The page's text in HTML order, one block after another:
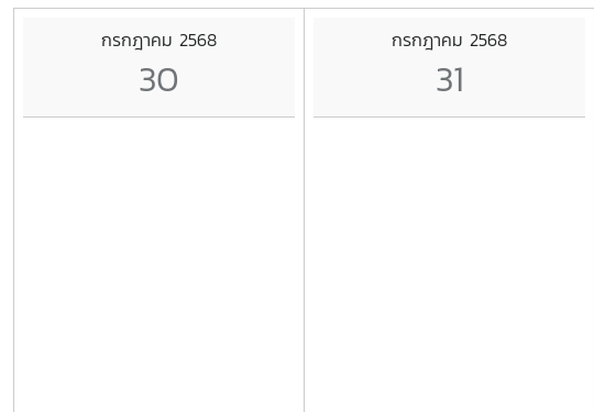
กรกฎาคม 2568
30
กรกฎาคม 2568
31